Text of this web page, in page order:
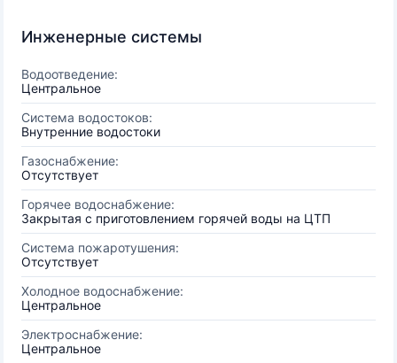
Инженерные системы
Водоотведение:
Центральное
Система водостоков:
Внутренние водостоки
Газоснабжение:
Отсутствует
Горячее водоснабжение:
Закрытая с приготовлением горячей воды на ЦТП
Система пожаротушения:
Отсутствует
Холодное водоснабжение:
Центральное
Электроснабжение:
Центральное